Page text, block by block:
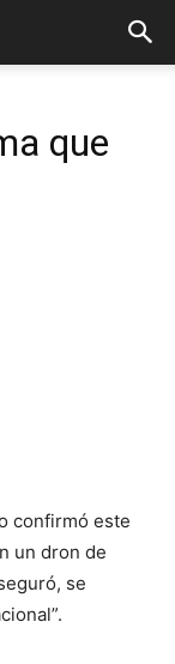
que
confirmó este
un dron de
se